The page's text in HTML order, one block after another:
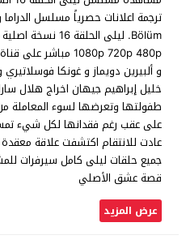
و ألبيرين دويماز و غونكا فوسلاتيري
خليل إبراهيم جيهان اخراج هلال
طفولتها وتعرضها لسوء المعاملة
على عقب رغم فقدانها لكل شيء
عادت للانتقام اكتشفت علاقة
جميع حلقات ليلى كامل سيرفرات
قصة عشق الأصلي
عرض المزيد